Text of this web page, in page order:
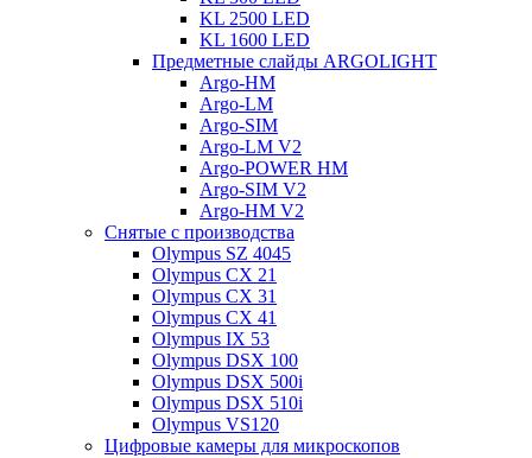
KL 2500 LED
KL 1600 LED
Предметные слайды ARGOLIGHT
Argo-HM
Argo-LM
Argo-SIM
Argo-LM V2
Argo-POWER HM
Argo-SIM V2
Argo-HM V2
Снятые с производства
Olympus SZ 4045
Olympus CX 21
Olympus CX 31
Olympus CX 41
Olympus IX 53
Olympus DSX 100
Olympus DSX 500i
Olympus DSX 510i
Olympus VS120
Цифровые камеры для микроскопов